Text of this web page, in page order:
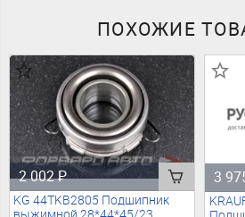
ПОХОЖИЕ
2 002₽
KG 44TKB2805 Подшипник
3